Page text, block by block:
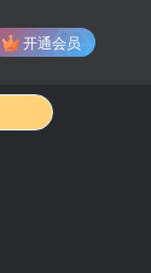
开通会员